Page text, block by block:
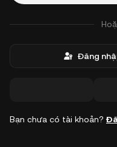
Đăng
Bạn chưa có tài khoản?